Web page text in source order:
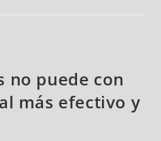
no puede con
más efectivo y